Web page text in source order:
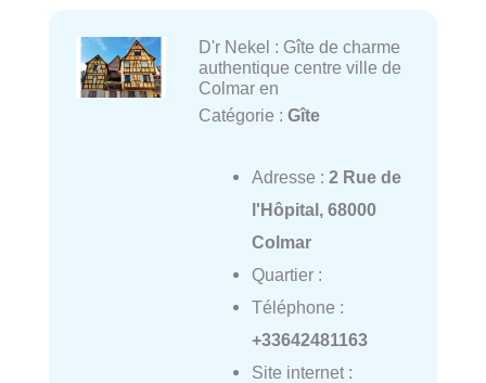
D'r Nekel : Gîte de charme
authentique centre ville de
Colmar en
Catégorie : Gîte
Adresse : 2 Rue de
l'Hôpital, 68000
Colmar
Quartier :
Téléphone :
+33642481163
Site internet :